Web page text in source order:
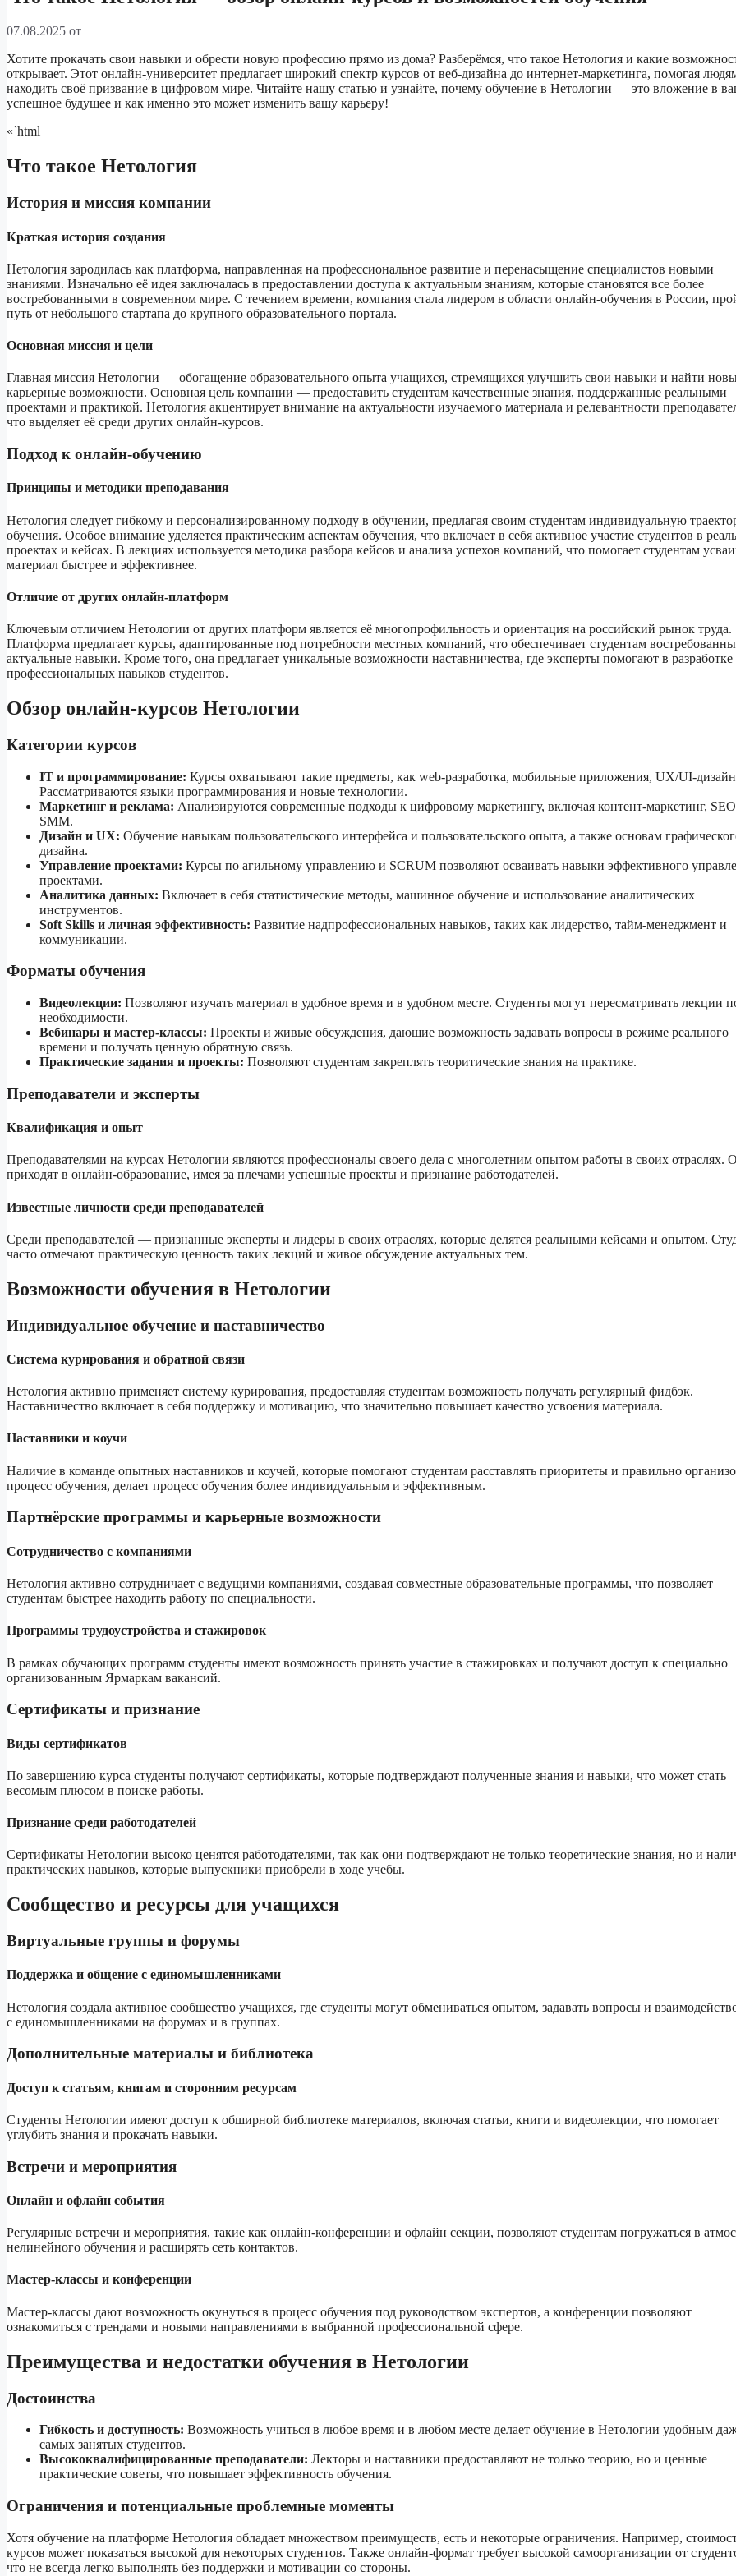
07.08.2025 от
Хотите прокачать свои навыки и обрести новую профессию прямо из дома? Разберёмся, что такое Нетология и какие
открывает. Этот онлайн-университет предлагает широкий спектр курсов от веб-дизайна до интернет-маркетинга, помогая
находить своё призвание в цифровом мире. Читайте нашу статью и узнайте, почему обучение в Нетологии — это вложение в
успешное будущее и как именно это может изменить вашу карьеру!
«`html
Что такое Нетология
История и миссия компании
Краткая история создания
Нетология зародилась как платформа, направленная на профессиональное развитие и перенасыщение специалистов новыми
знаниями. Изначально её идея заключалась в предоставлении доступа к актуальным знаниям, которые становятся все более
востребованными в современном мире. С течением времени, компания стала лидером в области онлайн-обучения в России,
путь от небольшого стартапа до крупного образовательного портала.
Основная миссия и цели
Главная миссия Нетологии — обогащение образовательного опыта учащихся, стремящихся улучшить свои навыки и найти
карьерные возможности. Основная цель компании — предоставить студентам качественные знания, поддержанные реальными
проектами и практикой. Нетология акцентирует внимание на актуальности изучаемого материала и релевантности
что выделяет её среди других онлайн-курсов.
Подход к онлайн-обучению
Принципы и методики преподавания
Нетология следует гибкому и персонализированному подходу в обучении, предлагая своим студентам индивидуальную
обучения. Особое внимание уделяется практическим аспектам обучения, что включает в себя активное участие студентов в
проектах и кейсах. В лекциях используется методика разбора кейсов и анализа успехов компаний, что помогает студентам
материал быстрее и эффективнее.
Отличие от других онлайн-платформ
Ключевым отличием Нетологии от других платформ является её многопрофильность и ориентация на российский рынок труда.
Платформа предлагает курсы, адаптированные под потребности местных компаний, что обеспечивает студентам
актуальные навыки. Кроме того, она предлагает уникальные возможности наставничества, где эксперты помогают в разработке
профессиональных навыков студентов.
Обзор онлайн-курсов Нетологии
Категории курсов
IT и программирование: Курсы охватывают такие предметы, как web-разработка, мобильные приложения, UX/UI-
Рассматриваются языки программирования и новые технологии.
Маркетинг и реклама: Анализируются современные подходы к цифровому маркетингу, включая контент-маркетинг,
SMM.
Дизайн и UX: Обучение навыкам пользовательского интерфейса и пользовательского опыта, а также основам
дизайна.
Управление проектами: Курсы по агильному управлению и SCRUM позволяют осваивать навыки эффективного
проектами.
Аналитика данных: Включает в себя статистические методы, машинное обучение и использование аналитических
инструментов.
Soft Skills и личная эффективность: Развитие надпрофессиональных навыков, таких как лидерство, тайм-менеджмент и
коммуникации.
Форматы обучения
Видеолекции: Позволяют изучать материал в удобное время и в удобном месте. Студенты могут пересматривать лекции
необходимости.
Вебинары и мастер-классы: Проекты и живые обсуждения, дающие возможность задавать вопросы в режиме реального
времени и получать ценную обратную связь.
Практические задания и проекты: Позволяют студентам закреплять теоритические знания на практике.
Преподаватели и эксперты
Квалификация и опыт
Преподавателями на курсах Нетологии являются профессионалы своего дела с многолетним опытом работы в своих отраслях.
приходят в онлайн-образование, имея за плечами успешные проекты и признание работодателей.
Известные личности среди преподавателей
Среди преподавателей — признанные эксперты и лидеры в своих отраслях, которые делятся реальными кейсами и опытом.
часто отмечают практическую ценность таких лекций и живое обсуждение актуальных тем.
Возможности обучения в Нетологии
Индивидуальное обучение и наставничество
Система курирования и обратной связи
Нетология активно применяет систему курирования, предоставляя студентам возможность получать регулярный фидбэк.
Наставничество включает в себя поддержку и мотивацию, что значительно повышает качество усвоения материала.
Наставники и коучи
Наличие в команде опытных наставников и коучей, которые помогают студентам расставлять приоритеты и правильно
процесс обучения, делает процесс обучения более индивидуальным и эффективным.
Партнёрские программы и карьерные возможности
Сотрудничество с компаниями
Нетология активно сотрудничает с ведущими компаниями, создавая совместные образовательные программы, что позволяет
студентам быстрее находить работу по специальности.
Программы трудоустройства и стажировок
В рамках обучающих программ студенты имеют возможность принять участие в стажировках и получают доступ к специально
организованным Ярмаркам вакансий.
Сертификаты и признание
Виды сертификатов
По завершению курса студенты получают сертификаты, которые подтверждают полученные знания и навыки, что может стать
весомым плюсом в поиске работы.
Признание среди работодателей
Сертификаты Нетологии высоко ценятся работодателями, так как они подтверждают не только теоретические знания, но и
практических навыков, которые выпускники приобрели в ходе учебы.
Сообщество и ресурсы для учащихся
Виртуальные группы и форумы
Поддержка и общение с единомышленниками
Нетология создала активное сообщество учащихся, где студенты могут обмениваться опытом, задавать вопросы и
с единомышленниками на форумах и в группах.
Дополнительные материалы и библиотека
Доступ к статьям, книгам и сторонним ресурсам
Студенты Нетологии имеют доступ к обширной библиотеке материалов, включая статьи, книги и видеолекции, что помогает
углубить знания и прокачать навыки.
Встречи и мероприятия
Онлайн и офлайн события
Регулярные встречи и мероприятия, такие как онлайн-конференции и офлайн секции, позволяют студентам погружаться в
нелинейного обучения и расширять сеть контактов.
Мастер-классы и конференции
Мастер-классы дают возможность окунуться в процесс обучения под руководством экспертов, а конференции позволяют
ознакомиться с трендами и новыми направлениями в выбранной профессиональной сфере.
Преимущества и недостатки обучения в Нетологии
Достоинства
Гибкость и доступность: Возможность учиться в любое время и в любом месте делает обучение в Нетологии удобным
самых занятых студентов.
Высококвалифицированные преподаватели: Лекторы и наставники предоставляют не только теорию, но и ценные
практические советы, что повышает эффективность обучения.
Ограничения и потенциальные проблемные моменты
Хотя обучение на платформе Нетология обладает множеством преимуществ, есть и некоторые ограничения. Например,
курсов может показаться высокой для некоторых студентов. Также онлайн-формат требует высокой самоорганизации от
что не всегда легко выполнять без поддержки и мотивации со стороны.